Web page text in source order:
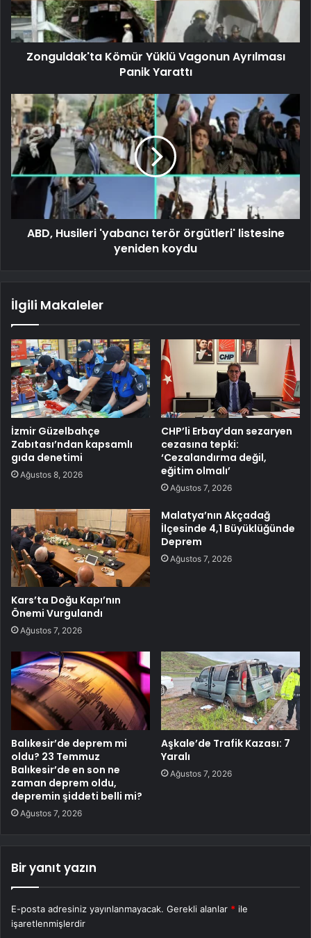
Zonguldak'ta Kömür Yüklü Vagonun Ayrılması
Panik Yarattı
ABD, Husileri 'yabancı terör örgütleri' listesine
yeniden koydu
İlgili Makaleler
İzmir Güzelbahçe
Zabıtası’ndan kapsamlı
gıda denetimi
Ağustos 8, 2026
CHP’li Erbay’dan sezaryen
cezasına tepki:
‘Cezalandırma değil,
eğitim olmalı’
Ağustos 7, 2026
Kars’ta Doğu Kapı’nın
Önemi Vurgulandı
Ağustos 7, 2026
Malatya’nın Akçadağ
İlçesinde 4,1 Büyüklüğünde
Deprem
Ağustos 7, 2026
Balıkesir’de deprem mi
oldu? 23 Temmuz
Balıkesir’de en son ne
zaman deprem oldu,
depremin şiddeti belli mi?
Ağustos 7, 2026
Aşkale’de Trafik Kazası: 7
Yaralı
Ağustos 7, 2026
Bir yanıt yazın
E-posta adresiniz yayınlanmayacak. Gerekli alanlar * ile
işaretlenmişlerdir